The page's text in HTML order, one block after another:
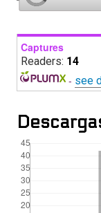
Captures
Readers: 14
- see